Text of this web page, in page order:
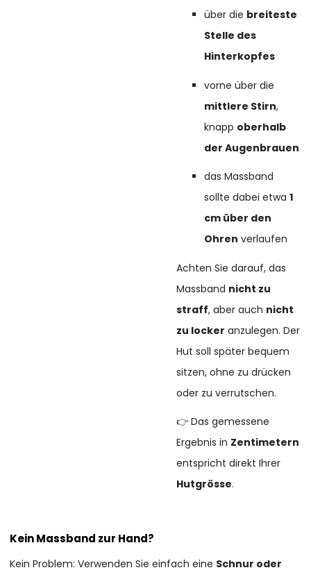
über die breiteste
Stelle des
Hinterkopfes
vorne über die
mittlere Stirn,
knapp oberhalb
der Augenbrauen
das Massband
sollte dabei etwa1
cm über den
Ohren verlaufen
Achten Sie darauf, das
Massband nicht zu
straff, aber auch nicht
zu locker anzulegen. Der
Hut soll später bequem
sitzen, ohne zu drücken
oder zu verrutschen.
👉 Das gemessene
Ergebnis in Zentimetern
entspricht direkt Ihrer
Hutgrösse.
Kein Massband zur Hand?
Kein Problem: Verwenden Sie einfach eine Schnur oder